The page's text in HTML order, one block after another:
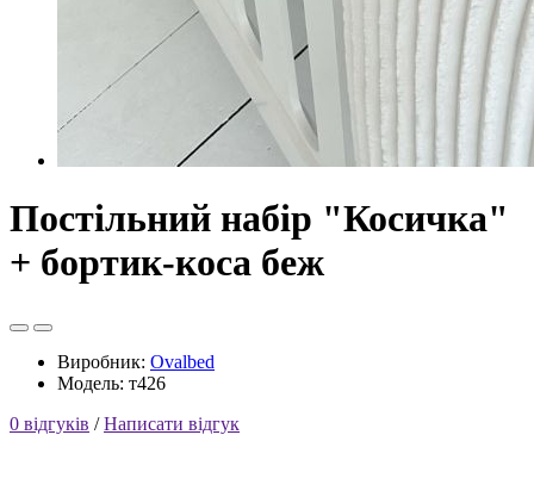
Постільний набір "Косичка"
+ бортик-коса беж
Виробник: Ovalbed
Модель: т426
0 відгуків /Написати відгук